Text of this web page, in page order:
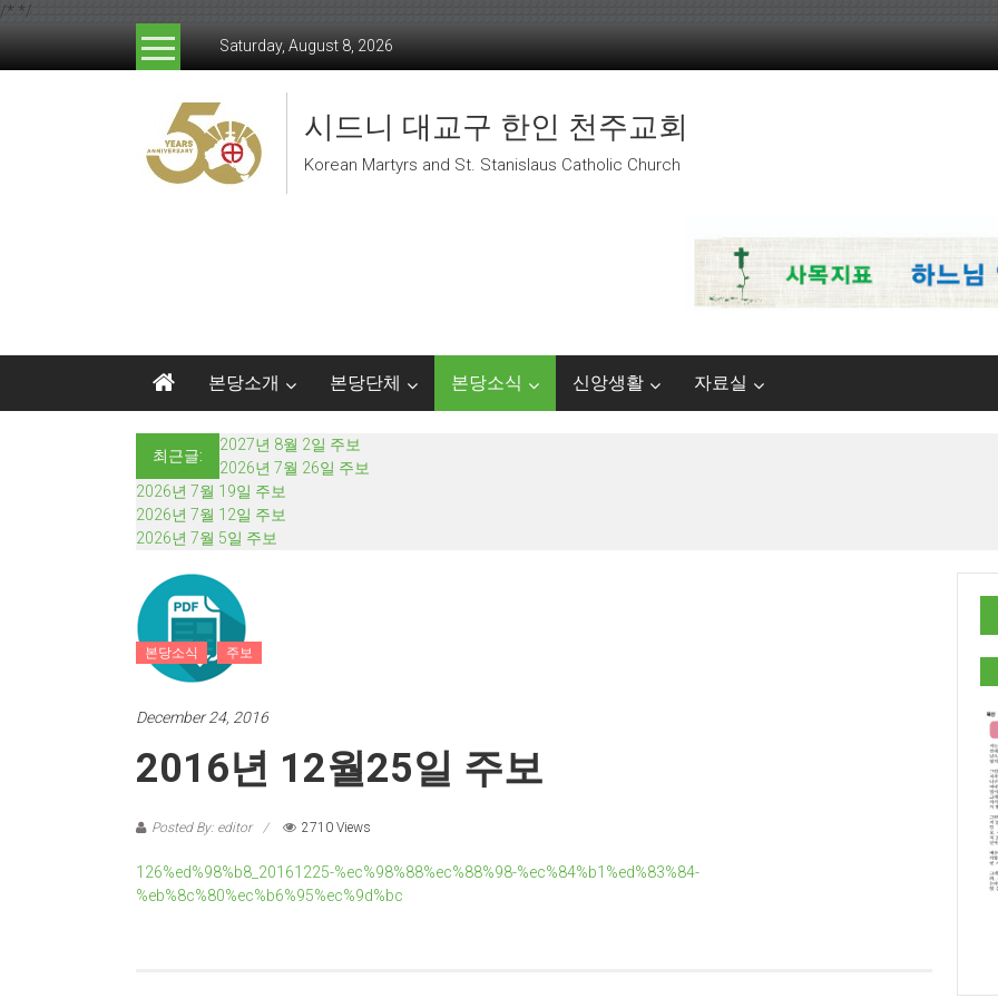
/* */
Saturday, August 8, 2026
시드니 대교구 한인 천주교회
Korean Martyrs and St. Stanislaus Catholic Church
본당소개 본당단체 본당소식 신앙생활 자료실
최근글:
2027년 8월 2일 주보
2026년 7월 26일 주보
2026년 7월 19일 주보
2026년 7월 12일 주보
2026년 7월 5일 주보
본당소식 주보
December 24, 2016
2016년 12월25일 주보
Posted By: editor 2710 Views
126%ed%98%b8_20161225-%ec%98%88%ec%88%98-%ec%84%b1%ed%83%84-
%eb%8c%80%ec%b6%95%ec%9d%bc